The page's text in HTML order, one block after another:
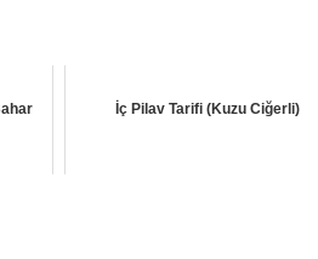
İç Pilav Tarifi (Kuzu Ciğerli)